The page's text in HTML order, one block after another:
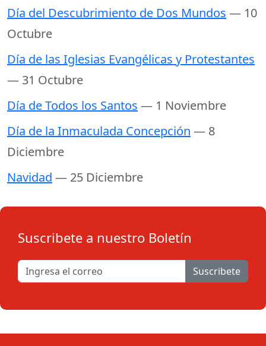
Día del Descubrimiento de Dos Mundos — 10
Octubre
Día de las Iglesias Evangélicas y Protestantes
— 31 Octubre
Día de Todos los Santos — 1 Noviembre
Día de la Inmaculada Concepción — 8
Diciembre
Navidad — 25 Diciembre
Suscribete a nuestro Boletín
Suscribete